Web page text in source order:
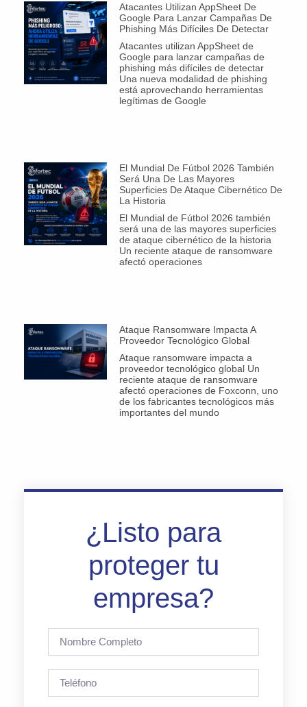
Atacantes Utilizan AppSheet De
Google Para Lanzar Campañas De
Phishing Más Difíciles De Detectar
Atacantes utilizan AppSheet de
Google para lanzar campañas de
phishing más difíciles de detectar
Una nueva modalidad de phishing
está aprovechando herramientas
legítimas de Google
El Mundial De Fútbol 2026 También
Será Una De Las Mayores
Superficies De Ataque Cibernético De
La Historia
El Mundial de Fútbol 2026 también
será una de las mayores superficies
de ataque cibernético de la historia
Un reciente ataque de ransomware
afectó operaciones
Ataque Ransomware Impacta A
Proveedor Tecnológico Global
Ataque ransomware impacta a
proveedor tecnológico global Un
reciente ataque de ransomware
afectó operaciones de Foxconn, uno
de los fabricantes tecnológicos más
importantes del mundo
¿Listo para
proteger tu
empresa?